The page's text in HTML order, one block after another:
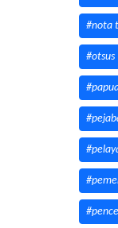
#nota
#otsus